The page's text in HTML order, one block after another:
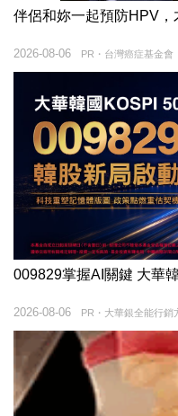
伴侶和妳一起預防HPV，
PR・台灣癌症基金會
2026-08-06
009829掌握AI關鍵 大華
PR・大華銀全能行銷
2026-08-06